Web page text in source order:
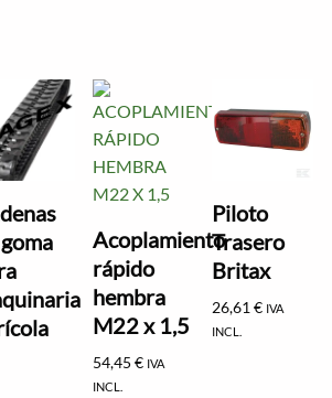
Acoplamiento
rápido
hembra
M22 x 1,5
54,45€ IVA
INCL.
Piloto
Trasero
Britax
26,61€ IVA
INCL.